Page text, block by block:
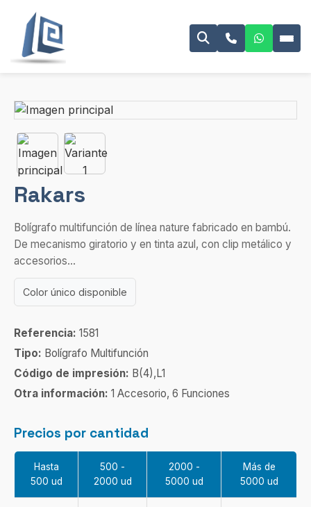
Rakars
Bolígrafo multifunción de línea nature fabricado en bambú.
De mecanismo giratorio y en tinta azul, con clip metálico y
accesorios...
Color único disponible
Referencia: 1581
Tipo: Bolígrafo Multifunción
Código de impresión: B(4),L1
Otra información: 1 Accesorio, 6 Funciones
Precios por cantidad
Hasta
500 ud
500 -
2000 ud
2000 -
5000 ud
Más de
5000 ud